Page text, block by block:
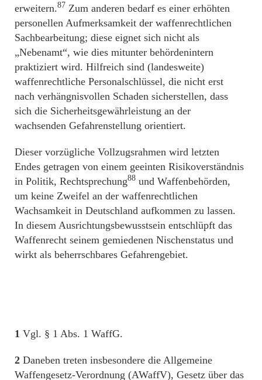
erweitern.87 Zum anderen bedarf es einer erhöhten
personellen Aufmerksamkeit der waffenrechtlichen
Sachbearbeitung; diese eignet sich nicht als
„Nebenamt“, wie dies mitunter behördenintern
praktiziert wird. Hilfreich sind (landesweite)
waffenrechtliche Personalschlüssel, die nicht erst
nach verhängnisvollen Schaden sicherstellen, dass
sich die Sicherheitsgewährleistung an der
wachsenden Gefahrenstellung orientiert.
Dieser vorzügliche Vollzugsrahmen wird letzten
Endes getragen von einem geeinten Risikoverständnis
in Politik, Rechtsprechung88 und Waffenbehörden,
um keine Zweifel an der waffenrechtlichen
Wachsamkeit in Deutschland aufkommen zu lassen.
In diesem Ausrichtungsbewusstsein entschlüpft das
Waffenrecht seinem gemiedenen Nischenstatus und
wirkt als beherrschbares Gefahrengebiet.
1 Vgl. § 1 Abs. 1 WaffG.
2 Daneben treten insbesondere die Allgemeine
Waffengesetz-Verordnung (AWaffV), Gesetz über das